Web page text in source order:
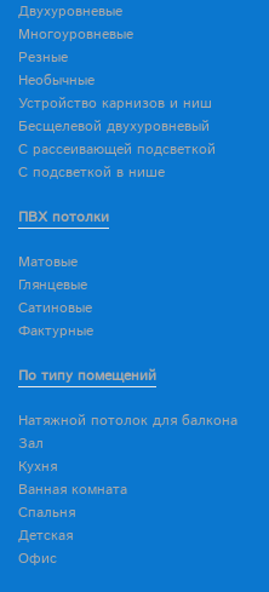
Двухуровневые
Многоуровневые
Резные
Необычные
Устройство карнизов и ниш
Бесщелевой двухуровневый
С рассеивающей подсветкой
С подсветкой в нише
ПВХ потолки
Матовые
Глянцевые
Сатиновые
Фактурные
По типу помещений
Натяжной потолок для балкона
Зал
Кухня
Ванная комната
Спальня
Детская
Офис